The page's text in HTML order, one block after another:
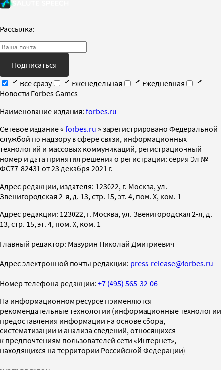
Рассылка:
Подписаться
Все сразу
Еженедельная
Ежедневная
Новости Forbes Games
Наименование издания: forbes.ru
Cетевое издание « forbes.ru » зарегистрировано Федеральной
службой по надзору в сфере связи, информационных
технологий и массовых коммуникаций, регистрационный
номер и дата принятия решения о регистрации: серия Эл №
ФС77-82431 от 23 декабря 2021 г.
Адрес редакции, издателя: 123022, г. Москва, ул.
Звенигородская 2-я, д. 13, стр. 15, эт. 4, пом. X, ком. 1
Адрес редакции: 123022, г. Москва, ул. Звенигородская 2-я, д.
13, стр. 15, эт. 4, пом. X, ком. 1
Главный редактор: Мазурин Николай Дмитриевич
Адрес электронной почты редакции: press-release@forbes.ru
Номер телефона редакции: +7 (495) 565-32-06
На информационном ресурсе применяются
рекомендательные технологии (информационные технологии
предоставления информации на основе сбора,
систематизации и анализа сведений, относящихся
к предпочтениям пользователей сети «Интернет»,
находящихся на территории Российской Федерации)